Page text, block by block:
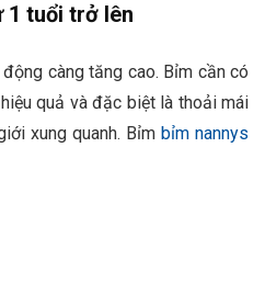
1 tuổi trở lên
càng tăng cao. Bỉm cần có
quả và đặc biệt là thoải mái
xung quanh. Bỉm bỉm nannys